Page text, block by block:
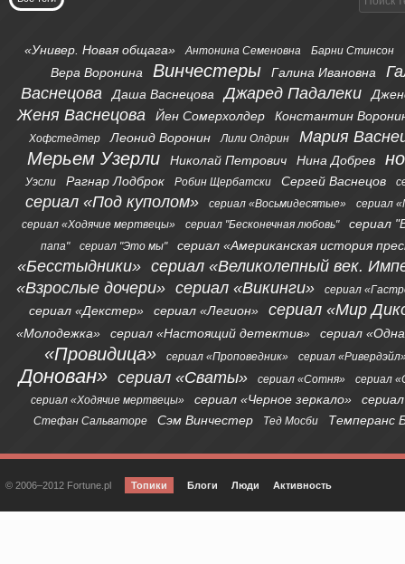
«Универ. Новая общага» Антонина Семеновна Барни Стинсон
Вера Воронина Винчестеры Галина Ивановна
Васнецова
Даша Васнецова Джаред Падалеки
Женя Васнецова Йен Сомерхолдер Константин
Хофстедтер Леонид Воронин Лили Олдрин Мария
Мерьем Узерли Николай Петрович Нина Добрев
Уэсли Рагнар Лодброк Робин Щербатски Сергей Васнецов
сериал «Под куполом» сериал «Восьмидесятые»
сериал
сериал «Ходячие мертвецы»
сериал "Бесконечная любовь" сериал
папа" сериал "Это мы" сериал «Американская история
«Бесстыдники» сериал «Великолепный век.
«Взрослые дочери» сериал «Викинги» сериал
сериал «Декстер» сериал «Легион» сериал «Мир
«Молодежка» сериал «Настоящий детектив» сериал
«Провидица» сериал «Проповедник» сериал
Донован» сериал «Сваты» сериал «Сотня»
сериал
сериал «Ходячие мертвецы»
сериал «Черное зеркало»
Стефан Сальваторе Сэм Винчестер Тед Мосби Темперанс
© 2006–2012 Fortune.pl Топики Блоги Люди Активность